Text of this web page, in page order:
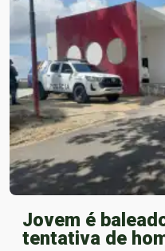
Jovem é
tentativa de